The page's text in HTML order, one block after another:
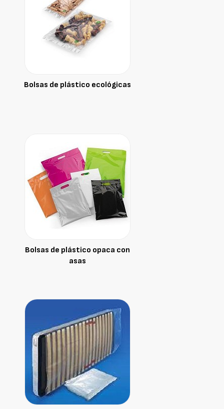
Bolsas de plástico ecológicas
Bolsas de plástico opaca con
asas